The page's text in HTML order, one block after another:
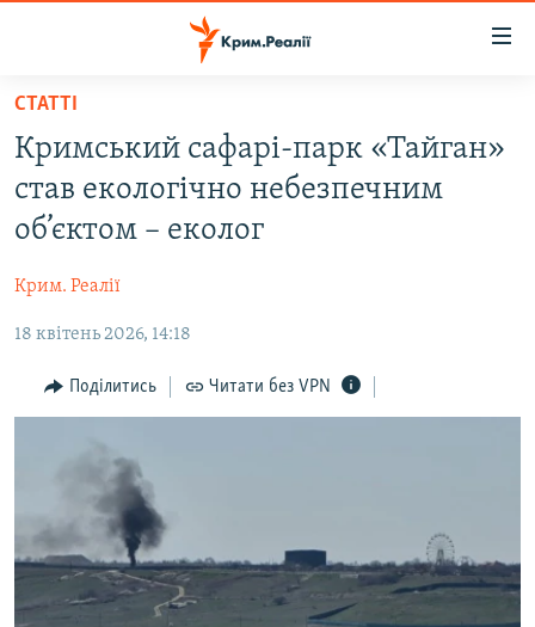
Перейти
основного
матеріалу
Перейти
до
основної
навігації
Перейти
пошуку
ВОДА.КРИМ
ВІДЕО ТА ФОТО
БЛОГИ
ПОГЛЯД
ІНТЕРВ'Ю
СПЕЦПРОЕКТИ
ДЕПОРТАЦІЯ
ВІДЕОУРОКИ «ELIFBE»
СВІДЧЕННЯ ОКУПАЦІЇ
ЯК ОБІЙТИ БЛОКУВАННЯ
Русский
Qırımtatar
СТАТТІ
Кримський сафарі-парк «Тайган»
став екологічно небезпечним
об’єктом – еколог
Крим. Реалії
18 квітень 2026, 14:18
Поділитись Читати без VPN